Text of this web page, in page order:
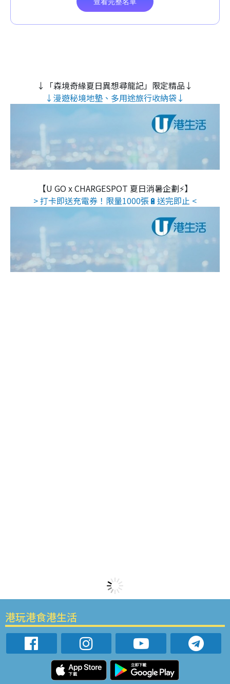
↓「森境奇緣夏日異想尋龍記」限定精品↓
↓漫遊秘境地墊、多用途旅行收納袋↓
【U GO x CHARGESPOT 夏日消暑企劃⚡】
> 打卡即送充電券！限量1000張🔋送完即止 <
港玩港食港生活